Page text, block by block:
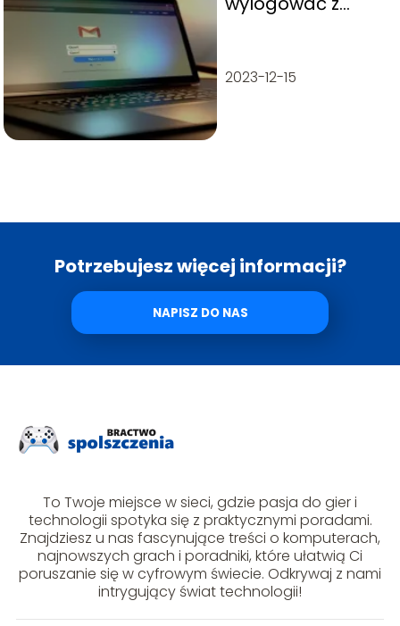
2023-12-15
Potrzebujesz więcej informacji?
NAPISZ DO NAS
To Twoje miejsce w sieci, gdzie pasja do gier i
technologii spotyka się z praktycznymi poradami.
Znajdziesz u nas fascynujące treści o komputerach,
najnowszych grach i poradniki, które ułatwią Ci
poruszanie się w cyfrowym świecie. Odkrywaj z nami
intrygujący świat technologii!